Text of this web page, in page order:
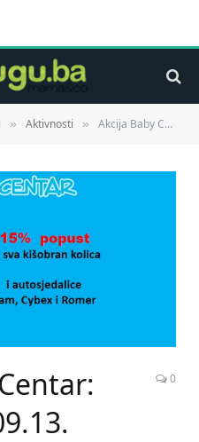
» Aktivnosti » Akcija Baby Centar: 20.09. – 22.09.13.
0